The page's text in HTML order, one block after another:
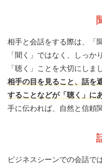
相手と会話をする際は、「
「聞く」ではなく、しっか
「聴く」ことを大切にしま
相手の目を見ること、話を
することなどが「聴く」に
手に伝われば、自然と信頼
ビジネスシーンでの会話で